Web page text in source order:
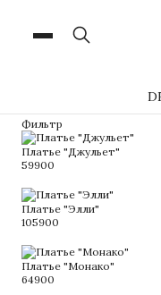
Фильтр
Платье "Джульет"
59900
Платье "Элли"
105900
Платье "Монако"
64900